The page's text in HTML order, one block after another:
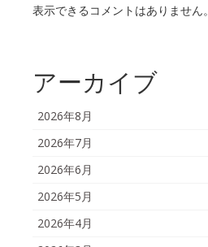
表示できるコメントはありません。
アーカイブ
2026年8月
2026年7月
2026年6月
2026年5月
2026年4月